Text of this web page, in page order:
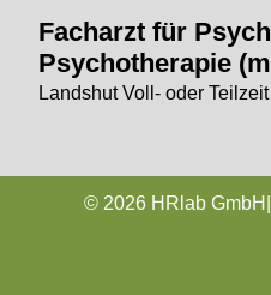
Facharzt für
Psychotherapie
Landshut Voll- oder Teilzeit
© 2026 HRlab GmbH